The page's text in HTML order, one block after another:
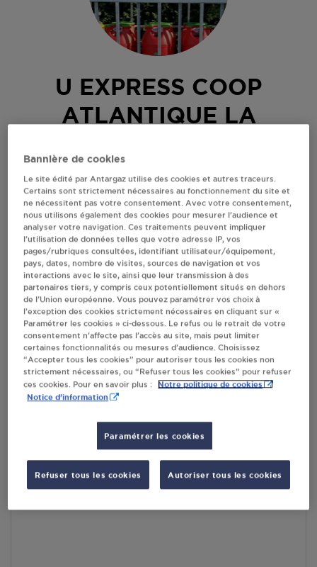
U EXPRESS COOP
ATLANTIQUE LA
U EXPRESS B 758
14 BOULEVARD PASTEUR
17390LA TREMBLADE
Revendeur de bouteilles de gaz
S'Y RENDRE
AFFICHER LE TÉLÉPHONE
RECEVOIR LES COORDONNÉES DU REVENDEUR
En cliquant sur « S’y rendre », j’autorise le traitement
d’informations (dont mon adresse IP) et leur transfert hors UE
par Google Maps afin d’afficher la carte.
Accès
Bannière de cookies
Le site édité par Antargaz utilise des cookies et autres traceurs.
Certains sont strictement nécessaires au fonctionnement du site et
ne nécessitent pas votre consentement. Avec votre consentement,
nous utilisons également des cookies pour mesurer l’audience et
analyser votre navigation. Ces traitements peuvent impliquer
l’utilisation de données telles que votre adresse IP, vos
pages/rubriques consultées, identifiant utilisateur/équipement,
pays, dates, nombre de visites, sources de navigation et vos
interactions avec le site, ainsi que leur transmission à des
partenaires tiers, y compris ceux potentiellement situés en dehors
de l’Union européenne. Vous pouvez paramétrer vos choix à
l’exception des cookies strictement nécessaires en cliquant sur «
Paramétrer les cookies » ci-dessous. Le refus ou le retrait de votre
consentement n’affecte pas l’accès au site, mais peut limiter
certaines fonctionnalités ou mesures d’audience. Choisissez
“Accepter tous les cookies” pour autoriser tous les cookies non
strictement nécessaires, ou “Refuser tous les cookies” pour refuser
ces cookies. Pour en savoir plus :
Notre politique de cookies
Notice d'information
Paramétrer les cookies
Refuser tous les cookies Autoriser tous les cookies